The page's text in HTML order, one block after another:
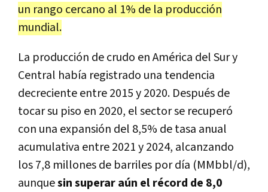
un rango cercano al 1% de la producción
mundial.
La producción de crudo en América del Sur y
Central había registrado una tendencia
decreciente entre 2015 y 2020. Después de
tocar su piso en 2020, el sector se recuperó
con una expansión del 8,5% de tasa anual
acumulativa entre 2021 y 2024, alcanzando
los 7,8 millones de barriles por día (MMbbl/d),
aunquesin superar aún el récord de 8,0